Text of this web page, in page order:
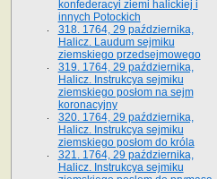
konfederacyi ziemi halickiej i
innych Potockich
318. 1764, 29 października,
Halicz. Laudum sejmiku
ziemskiego przedsejmowego
319. 1764, 29 października,
Halicz. Instrukcya sejmiku
ziemskiego posłom na sejm
koronacyjny
320. 1764, 29 października,
Halicz. Instrukcya sejmiku
ziemskiego posłom do króla
321. 1764, 29 października,
Halicz. Instrukcya sejmiku